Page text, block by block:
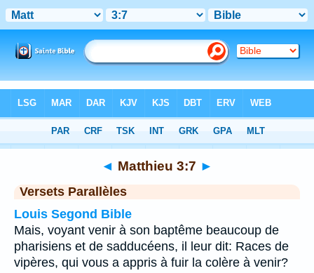
Chapitre 3 > Verset 7
◄ Matthieu 3:7 ►
Versets Parallèles
Louis Segond Bible
Mais, voyant venir à son baptême beaucoup de
pharisiens et de sadducéens, il leur dit: Races de
vipères, qui vous a appris à fuir la colère à venir?